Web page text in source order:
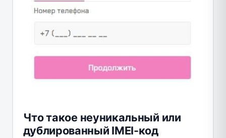
Что такое неуникальный или
дублированный IMEI-код